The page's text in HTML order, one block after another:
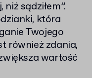
sądziłem”.
która
Twojego
również zdania,
wartość